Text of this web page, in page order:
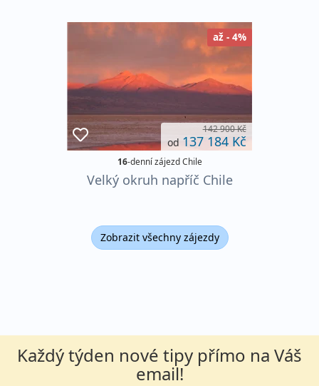
až - 4%
142 900 Kč
od 137 184 Kč
16-denní zájezd Chile
Velký okruh napříč Chile
Zobrazit všechny zájezdy
Každý týden nové tipy přímo na Váš
email!